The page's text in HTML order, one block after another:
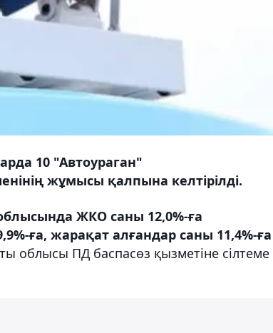
10 "Автоураган"
жұмысы қалпына келтірілді.
ЖКО саны 12,0%-ға
ға, жарақат алғандар саны 11,4%-ға
облысы ПД баспасөз қызметіне сілтеме